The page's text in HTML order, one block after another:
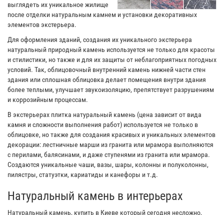
выглядеть их уникальное жилище
после отделки натуральным камнем и установки декоративных
элементов экстерьера.
Для оформления зданий, создания их уникального экстерьера
натуральный природный камень используется не только для красоты
и стилистики, но также и для их защиты от неблагоприятных погодных
условий. Так, облицовочный внутренний камень нижней части стен
здания или сплошная облицовка делает помещения внутри здания
более теплыми, улучшает звукоизоляцию, препятствует разрушениям
и коррозийным процессам.
В экстерьерах плитка натуральный камень (цена зависит от вида
камня и сложности выполнения работ) используется не только в
облицовке, но также для создания красивых и уникальных элементов
декорации: лестничные марши из гранита или мрамора выполняются
с перилами, балясинами, и даже ступенями из гранита или мрамора.
Создаются уникальные чаши, вазы, шары, колонны и полуколонны,
пилястры, статуэтки, кариатиды и канефоры и т.д.
Натуральный камень в интерьерах
Натуральный камень, купить в Киеве который сегодня несложно,